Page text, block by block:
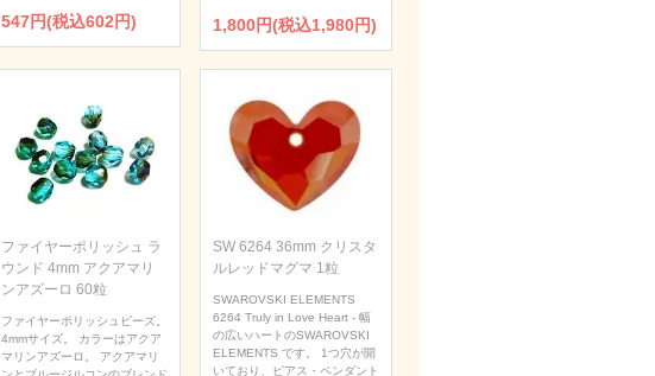
547円(税込602円) 1,800円(税込1,980円)
ファイヤーポリッシュ ラ
ウンド 4mm アクアマリ
ンアズーロ 60粒
ファイヤーポリッシュビーズ。
4mmサイズ。 カラーはアクア
マリンアズーロ。 アクアマリ
SW 6264 36mm クリスタ
ルレッドマグマ 1粒
SWAROVSKI ELEMENTS
6264 Truly in Love Heart - 幅
の広いハートのSWAROVSKI
ELEMENTS です。 1つ穴が開
いており、ピアス・ペンダント